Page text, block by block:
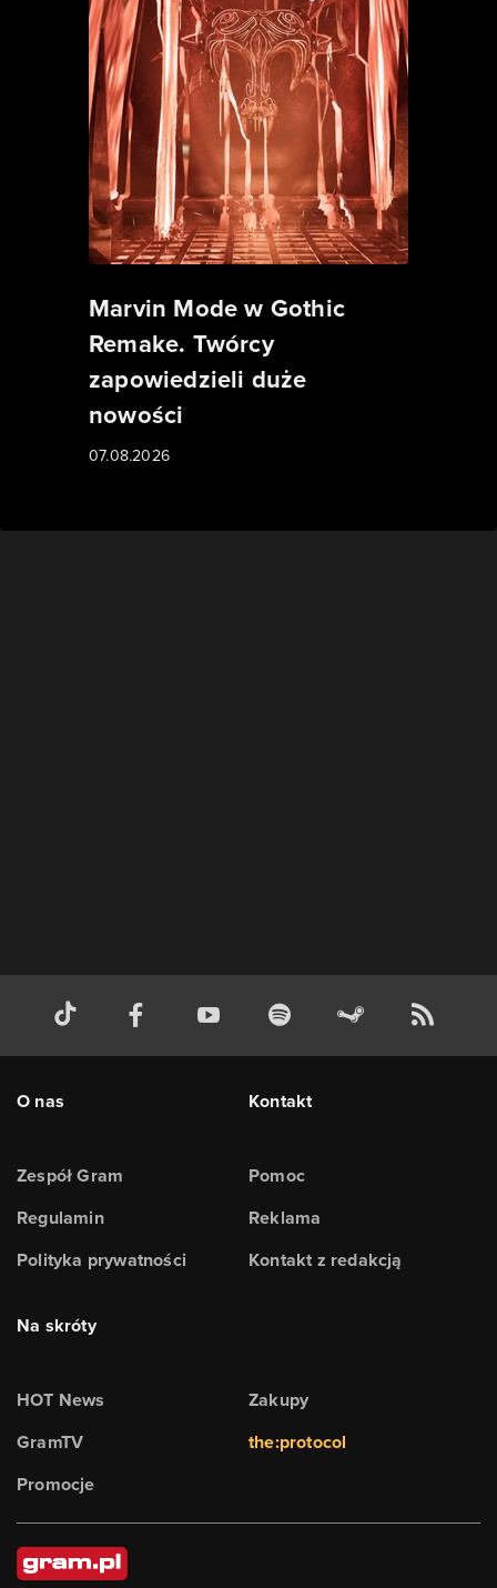
Marvin Mode w Gothic
Remake. Twórcy
zapowiedzieli duże
nowości
07.08.2026
O nas
Zespół Gram
Regulamin
Polityka prywatności
Kontakt
Pomoc
Reklama
Kontakt z redakcją
Na skróty
HOT News
GramTV
Promocje
Zakupy
the:protocol